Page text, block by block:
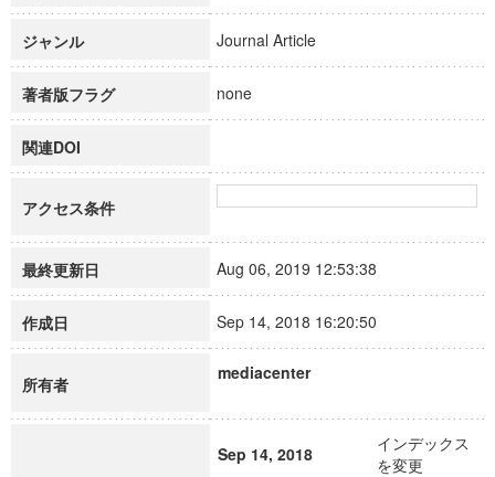
ジャンル Journal Article
著者版フラグ none
関連DOI
アクセス条件
最終更新日 Aug 06, 2019 12:53:38
作成日 Sep 14, 2018 16:20:50
所有者
mediacenter
Sep 14, 2018
インデックス
を変更